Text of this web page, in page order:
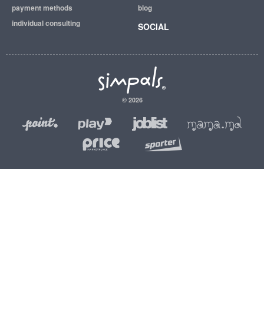
payment methods
individual consulting
blog
SOCIAL
© 2026